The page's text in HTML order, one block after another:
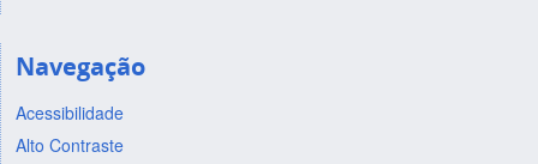
Navegação
Acessibilidade
Alto Contraste